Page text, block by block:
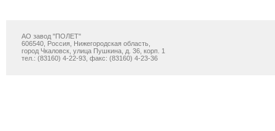
АО завод "ПОЛЕТ"
606540, Россия, Нижегородская область,
город Чкаловск, улица Пушкина, д. 36, корп. 1
тел.: (83160) 4-22-93, факс: (83160) 4-23-36